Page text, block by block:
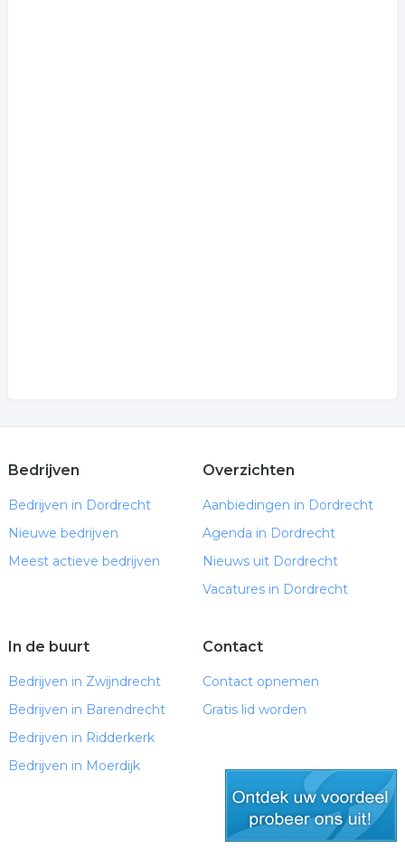
Bedrijven
Bedrijven in Dordrecht
Nieuwe bedrijven
Meest actieve bedrijven
Overzichten
Aanbiedingen in Dordrecht
Agenda in Dordrecht
Nieuws uit Dordrecht
Vacatures in Dordrecht
In de buurt
Bedrijven in Zwijndrecht
Bedrijven in Barendrecht
Bedrijven in Ridderkerk
Bedrijven in Moerdijk
Contact
Contact opnemen
Gratis lid worden